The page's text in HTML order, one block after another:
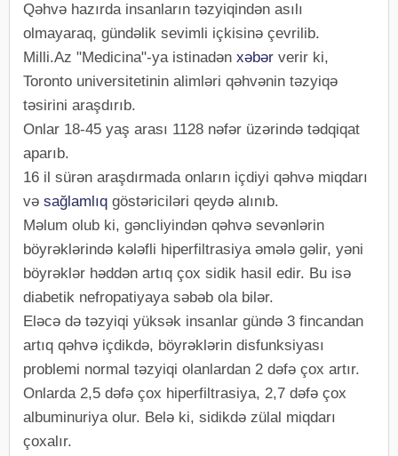
Qəhvə hazırda insanların təzyiqindən asılı
olmayaraq, gündəlik sevimli içkisinə çevrilib.
Milli.Az "Medicina"-ya istinadən xəbər verir ki,
Toronto universitetinin alimləri qəhvənin təzyiqə
təsirini araşdırıb.
Onlar 18-45 yaş arası 1128 nəfər üzərində tədqiqat
aparıb.
16 il sürən araşdırmada onların içdiyi qəhvə miqdarı
və sağlamlıq göstəriciləri qeydə alınıb.
Məlum olub ki, gəncliyindən qəhvə sevənlərin
böyrəklərində kələfli hiperfiltrasiya əmələ gəlir, yəni
böyrəklər həddən artıq çox sidik hasil edir. Bu isə
diabetik nefropatiyaya səbəb ola bilər.
Eləcə də təzyiqi yüksək insanlar gündə 3 fincandan
artıq qəhvə içdikdə, böyrəklərin disfunksiyası
problemi normal təzyiqi olanlardan 2 dəfə çox artır.
Onlarda 2,5 dəfə çox hiperfiltrasiya, 2,7 dəfə çox
albuminuriya olur. Belə ki, sidikdə zülal miqdarı
çoxalır.